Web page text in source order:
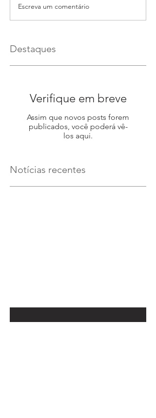
Escreva um comentário
Destaques
Verifique em breve
Assim que novos posts forem
publicados, você poderá vê-
los aqui.
Notícias recentes